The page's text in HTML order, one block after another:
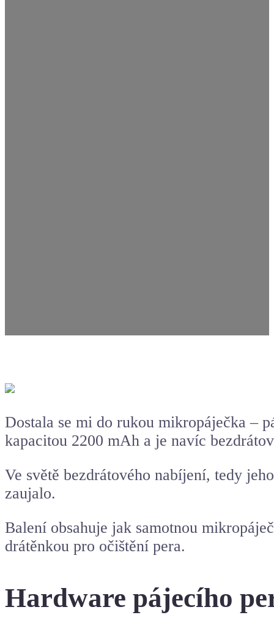
Dostala se mi do rukou mikropáječka –
kapacitou 2200 mAh a je navíc
Ve světě bezdrátového nabíjení, tedy
zaujalo.
Balení obsahuje jak samotnou
drátěnkou pro očištění pera.
Hardware pájecího